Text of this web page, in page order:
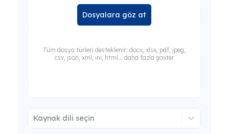
Dosyalara göz at
Tüm dosya türleri desteklenir: docx, xlsx, pdf, jpeg,
csv, json, xml, ini, html... daha fazla göster
Kaynak dili seçin